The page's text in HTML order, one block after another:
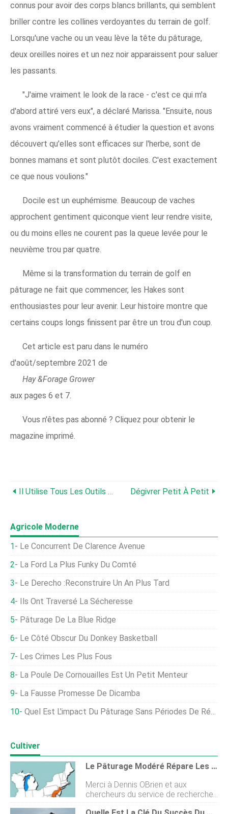
connus pour avoir des corps blancs brillants, qui semblent
briller contre les collines verdoyantes du terrain de golf.
Lorsqu'une vache ou un veau lève la tête du pâturage,
deux oreilles noires et un nez noir apparaissent pour saluer
les passants.
"J'aime vraiment le look de la race - c'est ce qui m'a
d'abord attiré vers eux", a déclaré Marissa. "Ensuite, nous
avons vraiment commencé à étudier la question et avons
découvert qu'elles sont efficaces sur l'herbe, sont de
bonnes mamans et sont plutôt dociles. C'est exactement
ce que nous voulions."
Docile est un euphémisme. Beaucoup de vaches
approchent gentiment quiconque vient leur rendre visite,
ou du moins elles ne courent pas la queue levée pour le
neuvième trou par quatre.
Même si la transformation du terrain de golf en
pâturage ne fait que commencer, les Hakes sont
enthousiastes pour leur avenir. Leur histoire montre que
certains coups longs finissent par être un trou d'un coup.
Cet article est paru dans le numéro
d'août/septembre 2021 de
Hay &Forage Grower
aux pages 6 et 7.
Vous n'êtes pas abonné ? Cliquez pour obtenir le
magazine imprimé.
Il Utilise Tous Les Outils De Fourrage Possibles Dégivrer Petit À Petit
Agricole Moderne
Le Concurrent De Clarence Avenue
La Ford La Plus Funky Du Comté
Le Derecho :Reconstruire Un An Plus Tard
Ils Ont Traversé La Sécheresse
Pâturage De La Blue Ridge
Le Côté Obscur Du Donkey Basketball
Les Crimes Les Plus Fous
La Poule De Cornouailles Est Un Petit Menteur
La Fausse Promesse De Dicamba
Quel Est L'impact Du Pâturage Sans Périodes De Récupération ?
Cultiver
Le Pâturage Modéré Répare Les Sols
Merci à Dennis OBrien et aux
chercheurs du service de recherche
agricole de lUSDA pour leur aide sur